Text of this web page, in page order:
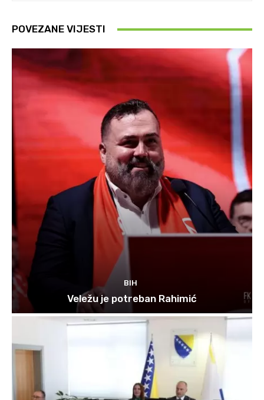
POVEZANE VIJESTI
BIH
Veležu je potreban Rahimić